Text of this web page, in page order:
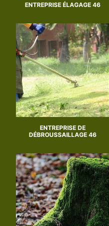
ENTREPRISE ÉLAGAGE 46
ENTREPRISE DE
DÉBROUSSAILLAGE 46